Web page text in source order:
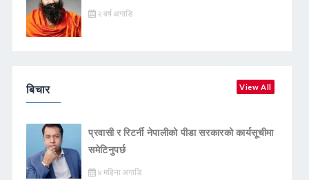
२ वर्ष अगाडि
बिचार View All
प्रवासी र रिटर्नी नेपालीको पीडा सरकारको कार्यसूचीमा
समेटिनुपर्छ
४ महिना अगाडि